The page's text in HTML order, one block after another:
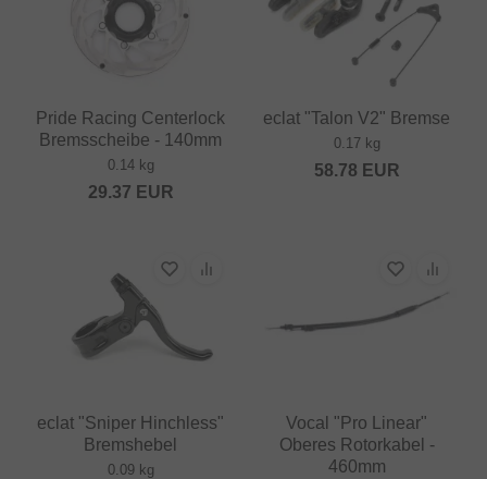
Pride Racing Centerlock
Bremsscheibe - 140mm
0.14 kg
29.37 EUR
eclat "Talon V2" Bremse
0.17 kg
58.78 EUR
eclat "Sniper Hinchless"
Bremshebel
0.09 kg
Vocal "Pro Linear"
Oberes Rotorkabel -
460mm